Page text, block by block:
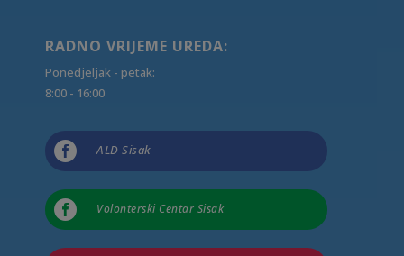
RADNO VRIJEME UREDA:
Ponedjeljak - petak:
8:00 - 16:00
 ALD Sisak
 Volonterski Centar Sisak